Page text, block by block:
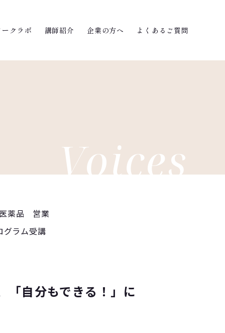
ークラボ 講師紹介 企業の方へ よくあるご質問
Voices
薬品 営業
グラム受講
「自分もできる！」に